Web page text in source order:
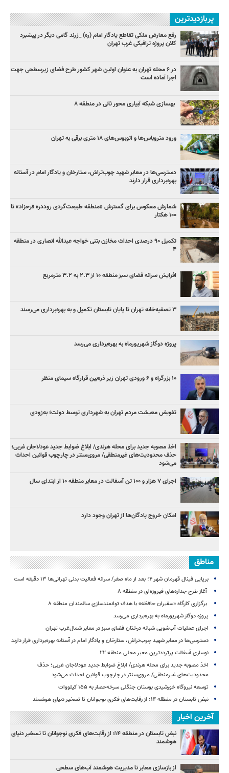
پربازدیدترین
رفع معارض ملکی تقاطع یادگار امام (ره) _زرند گامی دیگر در پیشبرد
کلان پروژه‌ ترافیکی غرب تهران
در ۶ محله تهران به عنوان اولین شهر کشور طرح فضای زیرسطحی جهت
اجرا آماده است
بهسازی شبکه آبیاری محور ثانی در منطقه ۸
ورود متروباس‌ها و اتوبوس‌های ۱۸ متری برقی به تهران
دسترسی‌ها در معابر شهید چوب‌تراش، ستارخان و یادگار امام در آستانه
بهره‌برداری قرار دارند
شمارش معکوس برای گسترش «منطقه طبیعت‌گردی روددره فرحزاد» تا
۱۰۰ هکتار
تکمیل ۹۰ درصدی احداث مخازن بتنی خواجه عبدالله انصاری در منطقه
۴
افزایش سرانه فضای سبز منطقه ۱۰ از ۲.۳ به ۳.۲ مترمربع
۳ ﺗﺼﻔﻴﻪ‌ﺧﺎﻧﻪ‌ تهران تا پایان تابستان تکمیل و به بهره‌برداری می‌رسند
پروژه دوگاز شهریورماه به بهره‌برداری می‌رسد
۱۰ بزرگراه و ۶ ورودی تهران زیر ذره‌بین قرارگاه سیمای منظر
تفویض معیشت مردم تهران به شهرداری توسط دولت؛ به‌زودی
اخذ مصوبه جدید برای محله هرندی/ ابلاغ ضوابط جدید عودلاجان غربی؛
حذف محدودیت‌های غیرمنطقی/ مروی‌سنتر در چارچوب قوانین احداث
می‌شود
اجرای ۷ هزار و ۱۰۰ تن آسفالت در معابر منطقه ۱۰ از ابتدای سال
امکان خروج پادگان‌ها از تهران وجود دارد
مناطق
برپایی فینال قهرمان شهر ۴؛ بعد از ماه صفر/ سرانه فعالیت بدنی تهرانی‌ها ۱۳ دقیقه است
آغاز طرح جداره‌های فیروزه‌ای در منطقه ۸
برگزاری کارگاه «سفیران حافظه» با هدف توانمندسازی سالمندان منطقه ۸
پروژه دوگاز شهریورماه به بهره‌برداری می‌رسد
اجرای عملیات آب‌شویی شبانه درختان فضای سبز در معابر شمال‌غرب تهران
دسترسی‌ها در معابر شهید چوب‌تراش، ستارخان و یادگار امام در آستانه بهره‌برداری قرار دارند
نوسازی آسفالت پرترددترین معبر محلی منطقه ۲۲
اخذ مصوبه جدید برای محله هرندی/ ابلاغ ضوابط جدید عودلاجان غربی؛ حذف
محدودیت‌های غیرمنطقی/ مروی‌سنتر در چارچوب قوانین احداث می‌شود
توسعه نیروگاه خورشیدی بوستان جنگلی سرخه‌حصار به ۱۵۵ کیلووات
نبض تابستان در منطقه ۱۴؛ از رقابت‌های فکری نوجوانان تا تسخیر دنیای هوشمند
آخرین اخبار
نبض تابستان در منطقه ۱۴؛ از رقابت‌های فکری نوجوانان تا تسخیر دنیای
هوشمند
از بازسازی معابر تا مدیریت هوشمند آب‌های سطحی